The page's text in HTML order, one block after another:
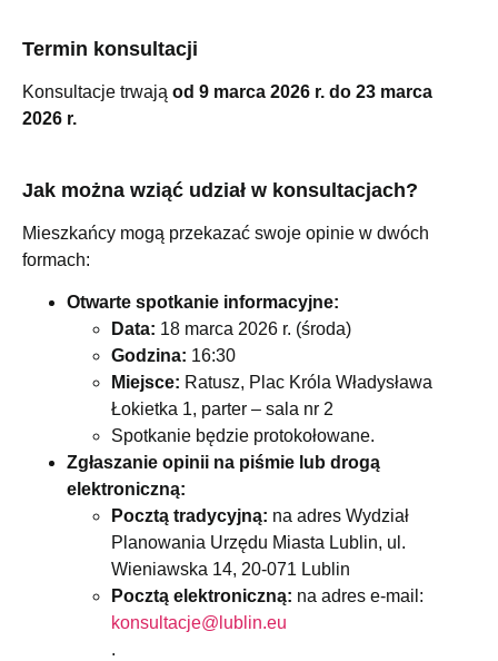
Termin konsultacji
Konsultacje trwają od 9 marca 2026 r. do 23 marca
2026 r.
Jak można wziąć udział w konsultacjach?
Mieszkańcy mogą przekazać swoje opinie w dwóch
formach:
Otwarte spotkanie informacyjne:
Data: 18 marca 2026 r. (środa)
Godzina: 16:30
Miejsce: Ratusz, Plac Króla Władysława
Łokietka 1, parter – sala nr 2
Spotkanie będzie protokołowane.
Zgłaszanie opinii na piśmie lub drogą
elektroniczną:
Pocztą tradycyjną: na adres Wydział
Planowania Urzędu Miasta Lublin, ul.
Wieniawska 14, 20-071 Lublin
Pocztą elektroniczną: na adres e-mail:
konsultacje@lublin.eu
.